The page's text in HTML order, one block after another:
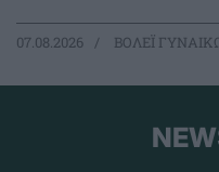
07.08.2026 ΒΟΛΕΪ